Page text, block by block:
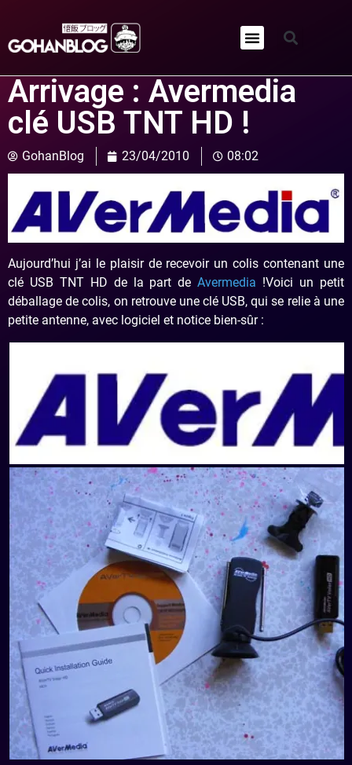
Arrivage : Avermedia
clé USB TNT HD !
GohanBlog 23/04/2010 08:02
Aujourd’hui j’ai le plaisir de recevoir un colis contenant une
clé USB TNT HD de la part deAvermedia !Voici un petit
déballage de colis, on retrouve une clé USB, qui se relie à une
petite antenne, avec logiciel et notice bien-sûr :